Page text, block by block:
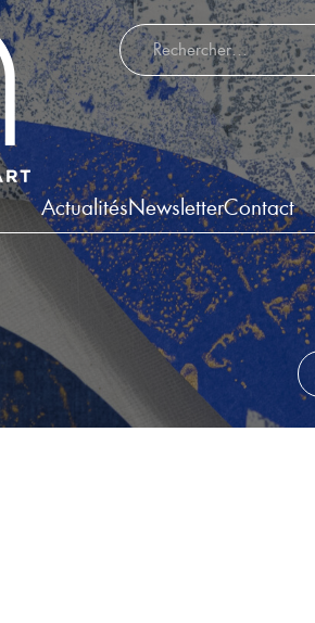
Rechercher :
ActualitésNewsletterContact